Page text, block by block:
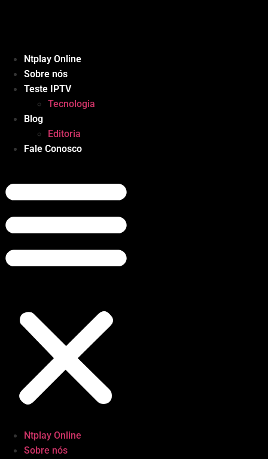
Ntplay Online
Sobre nós
Teste IPTV
Tecnologia
Blog
Editoria
Fale Conosco
Ntplay Online
Sobre nós